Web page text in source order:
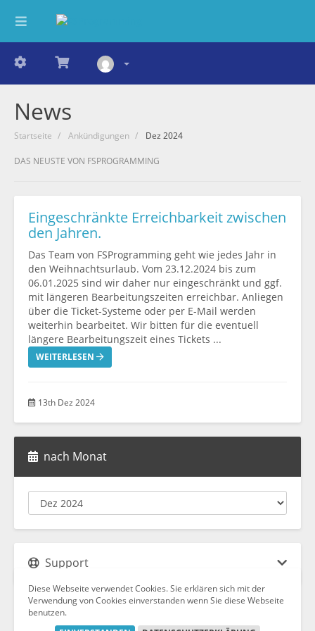
News
Startseite Ankündigungen Dez 2024
DAS NEUSTE VON FSPROGRAMMING
Eingeschränkte Erreichbarkeit zwischen
den Jahren.
Das Team von FSProgramming geht wie jedes Jahr in
den Weihnachtsurlaub. Vom 23.12.2024 bis zum
06.01.2025 sind wir daher nur eingeschränkt und ggf.
mit längeren Bearbeitungszeiten erreichbar. Anliegen
über die Ticket-Systeme oder per E-Mail werden
weiterhin bearbeitet. Wir bitten für die eventuell
längere Bearbeitungszeit eines Tickets ...
WEITERLESEN
13th Dez 2024
nach Monat
Support
Diese Webseite verwendet Cookies. Sie erklären sich mit der
Verwendung von Cookies einverstanden wenn Sie diese Webseite
benutzen.